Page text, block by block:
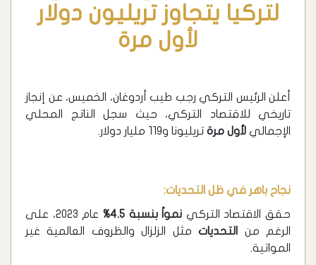
لتركيا يتجاوز تريليون دولار
لأول مرة
أعلن الرئيس التركي رجب طيب أردوغان، الخميس، عن إنجاز
تاريخي للاقتصاد التركي، حيث سجل الناتج المحلي
الإجمالي لأول مرة تريليونا و119 مليار دولار.
نجاح باهر في ظل التحديات:
حقق الاقتصاد التركي نمواً بنسبة 4.5%
عام 2023، على
الرغم من
التحدياتمثل الزلزال والظروف العالمية غير
المواتية.